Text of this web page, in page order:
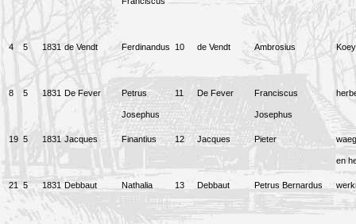
4 5 1831 de Vendt Ferdinandus 10 de Vendt Ambrosius
8 5 1831 De Fever Petrus
Josephus
11 De Fever Franciscus
Josephus
19 5 1831 Jacques Finantius 12 Jacques Pieter
en
21 5 1831 Debbaut Nathalia 13 Debbaut Petrus Bernardus